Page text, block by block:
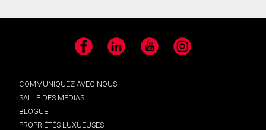
Facebook LinkedIn YouTube Instagram
COMMUNIQUEZ AVEC NOUS
SALLE DES MÉDIAS
BLOGUE
PROPRIÉTÉS LUXUEUSES